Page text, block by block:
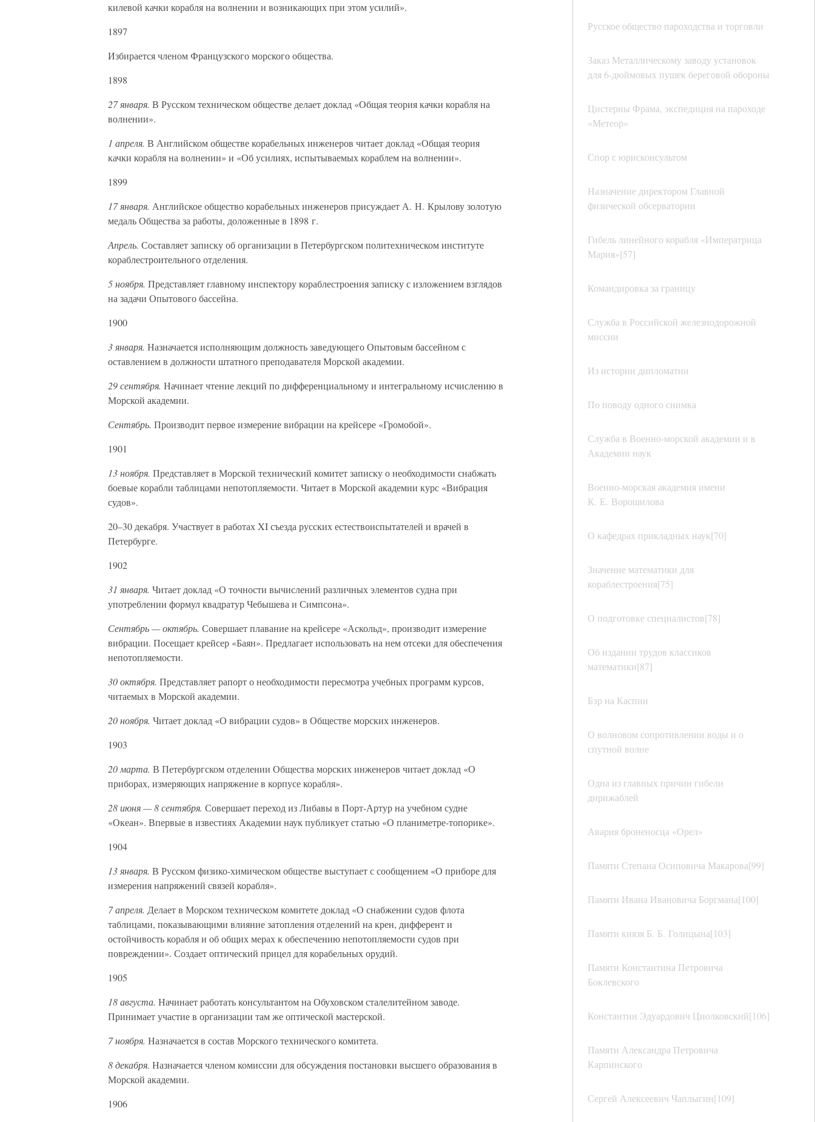
Русское общество пароходства и торговли
Заказ Металлическому заводу установок
для 6-дюймовых пушек береговой обороны
Цистерны Фрама, экспедиция на пароходе
«Метеор»
Спор с юрисконсультом
Назначение директором Главной
физической обсерватории
Гибель линейного корабля «Императрица
Мария»[57]
Командировка за границу
Служба в Российской железнодорожной
миссии
Из истории дипломатии
По поводу одного снимка
Служба в Военно-морской академии и в
Академии наук
Военно-морская академия имени
К. Е. Ворошилова
О кафедрах прикладных наук[70]
Значение математики для
кораблестроения[75]
О подготовке специалистов[78]
Об издании трудов классиков
математики[87]
Бэр на Каспии
О волновом сопротивлении воды и о
спутной волне
Одна из главных причин гибели
дирижаблей
Авария броненосца «Орел»
Памяти Степана Осиповича Макарова[99]
Памяти Ивана Ивановича Боргмана[100]
Памяти князя Б. Б. Голицына[103]
Памяти Константина Петровича
Боклевского
Константин Эдуардович Циолковский[106]
Памяти Александра Петровича
Карпинского
Сергей Алексеевич Чаплыгин[109]
килевой качки корабля на волнении и возникающих при этом усилий».
1897
Избирается членом Французского морского общества.
1898
27 января. В Русском техническом обществе делает доклад «Общая теория качки корабля на
волнении».
1 апреля. В Английском обществе корабельных инженеров читает доклад «Общая теория
качки корабля на волнении» и «Об усилиях, испытываемых кораблем на волнении».
1899
17 января. Английское общество корабельных инженеров присуждает А. Н. Крылову золотую
медаль Общества за работы, доложенные в 1898 г.
Апрель. Составляет записку об организации в Петербургском политехническом институте
кораблестроительного отделения.
5 ноября. Представляет главному инспектору кораблестроения записку с изложением взглядов
на задачи Опытового бассейна.
1900
3 января. Назначается исполняющим должность заведующего Опытовым бассейном с
оставлением в должности штатного преподавателя Морской академии.
29 сентября. Начинает чтение лекций по дифференциальному и интегральному исчислению в
Морской академии.
Сентябрь. Производит первое измерение вибрации на крейсере «Громобой».
1901
13 ноября. Представляет в Морской технический комитет записку о необходимости снабжать
боевые корабли таблицами непотопляемости. Читает в Морской академии курс «Вибрация
судов».
20–30 декабря. Участвует в работах XI съезда русских естествоиспытателей и врачей в
Петербурге.
1902
31 января. Читает доклад «О точности вычислений различных элементов судна при
употреблении формул квадратур Чебышева и Симпсона».
Сентябрь — октябрь. Совершает плавание на крейсере «Аскольд», производит измерение
вибрации. Посещает крейсер «Баян». Предлагает использовать на нем отсеки для обеспечения
непотопляемости.
30 октября. Представляет рапорт о необходимости пересмотра учебных программ курсов,
читаемых в Морской академии.
20 ноября. Читает доклад «О вибрации судов» в Обществе морских инженеров.
1903
20 марта. В Петербургском отделении Общества морских инженеров читает доклад «О
приборах, измеряющих напряжение в корпусе корабля».
28 июня — 8 сентября. Совершает переход из Либавы в Порт-Артур на учебном судне
«Океан». Впервые в известиях Академии наук публикует статью «О планиметре-топорике».
1904
13 января. В Русском физико-химическом обществе выступает с сообщением «О приборе для
измерения напряжений связей корабля».
7 апреля. Делает в Морском техническом комитете доклад «О снабжении судов флота
таблицами, показывающими влияние затопления отделений на крен, дифферент и
остойчивость корабля и об общих мерах к обеспечению непотопляемости судов при
повреждении». Создает оптический прицел для корабельных орудий.
1905
18 августа. Начинает работать консультантом на Обуховском сталелитейном заводе.
Принимает участие в организации там же оптической мастерской.
7 ноября. Назначается в состав Морского технического комитета.
8 декабря. Назначается членом комиссии для обсуждения постановки высшего образования в
Морской академии.
1906